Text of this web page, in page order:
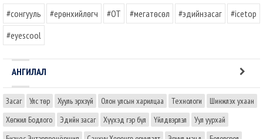
#сонгууль #ерөнхийлөгч #OT #мегатөсөл #эдийнзасаг
#icetop
#eyescool
АНГИЛАЛ
Засаг Улс төр Хууль эрхзүй Олон улсын харилцаа Технологи
Шинжлэх ухаан
Хөгжил Бодлого
Эдийн засаг Хүүхэд гэр бүл Үйлдвэрлэл
Уул уурхай